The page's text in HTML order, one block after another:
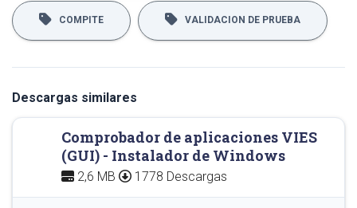
COMPITE VALIDACION DE PRUEBA
Descargas similares
Comprobador de aplicaciones VIES
(GUI) - Instalador de Windows
2,6 MB 1778 Descargas